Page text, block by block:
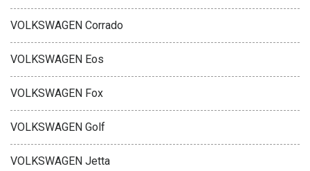
VOLKSWAGEN Corrado
VOLKSWAGEN Eos
VOLKSWAGEN Fox
VOLKSWAGEN Golf
VOLKSWAGEN Jetta